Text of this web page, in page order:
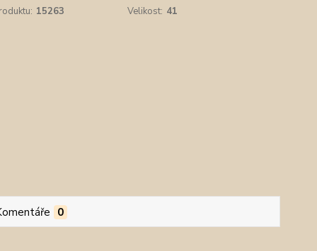
15263 Velikost: 41
0